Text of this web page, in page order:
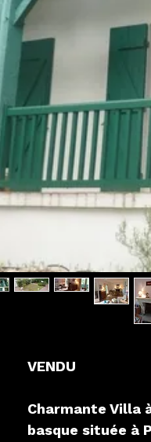
VENDU
Charmante Villa
basque située à